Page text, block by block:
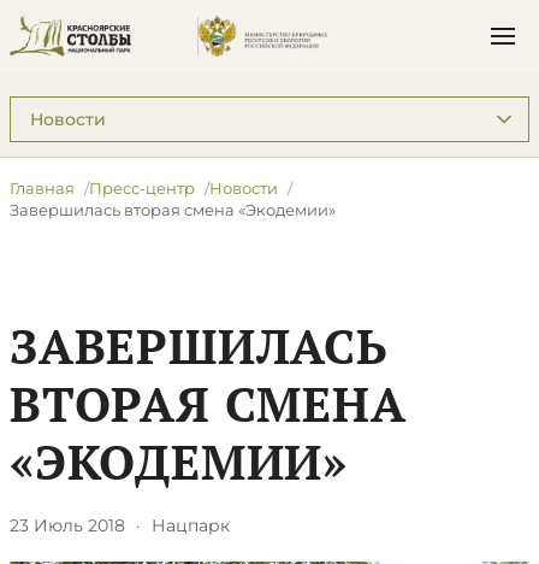
Подразделы: Пресс-центр
Главная Пресс-центр
Новости
Завершилась вторая смена «Экодемии»
ЗАВЕРШИЛАСЬ
ВТОРАЯ СМЕНА
«ЭКОДЕМИИ»
23 Июль 2018 · Нацпарк